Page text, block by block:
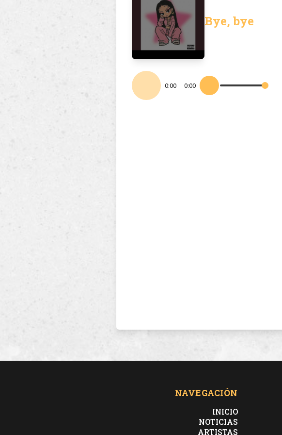
Bye, bye
0:00 0:00
NAVEGACIÓN
INICIO
NOTICIAS
ARTISTAS